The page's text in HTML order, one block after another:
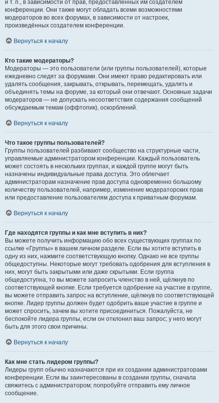
и т. п., в зависимости от прав, предоставленных им создателем
конференции. Они также могут обладать всеми возможностями
модераторов во всех форумах, в зависимости от настроек,
произведённых создателем конференции.
Вернуться к началу
Кто такие модераторы?
Модераторы — это пользователи (или группы пользователей), которые
ежедневно следят за форумами. Они имеют право редактировать или
удалять сообщения, закрывать, открывать, перемещать, удалять и
объединять темы на форуме, за который они отвечают. Основные задачи
модераторов — не допускать несоответствия содержания сообщений
обсуждаемым темам (оффтопик), оскорблений.
Вернуться к началу
Что такое группы пользователей?
Группы пользователей разбивают сообщество на структурные части,
управляемые администратором конференции. Каждый пользователь
может состоять в нескольких группах, и каждой группе могут быть
назначены индивидуальные права доступа. Это облегчает
администраторам назначение прав доступа одновременно большому
количеству пользователей, например, изменение модераторских прав
или предоставление пользователям доступа к приватным форумам.
Вернуться к началу
Где находятся группы и как мне вступить в них?
Вы можете получить информацию обо всех существующих группах по
ссылке «Группы» в вашем личном разделе. Если вы хотите вступить в
одну из них, нажмите соответствующую кнопку. Однако не все группы
общедоступны. Некоторые могут требовать одобрения для вступления в
них, могут быть закрытыми или даже скрытыми. Если группа
общедоступна, то вы можете запросить членство в ней, щёлкнув по
соответствующей кнопке. Если требуется одобрение на участие в группе,
вы можете отправить запрос на вступление, щёлкнув по соответствующей
кнопке. Лидер группы должен будет одобрить ваше участие в группе и
может спросить, зачем вы хотите присоединиться. Пожалуйста, не
беспокойте лидера группы, если он отклонил ваш запрос; у него могут
быть для этого свои причины.
Вернуться к началу
Как мне стать лидером группы?
Лидеры групп обычно назначаются при их создании администраторами
конференции. Если вы заинтересованы в создании группы, сначала
свяжитесь с администратором; попробуйте отправить ему личное
сообщение.